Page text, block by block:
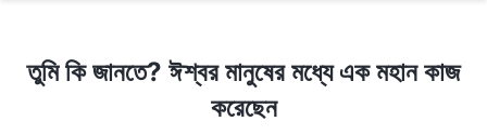
তুমি কি জানতে? ঈশ্বর মানুষের মধ্যে এক মহান কাজ
করেছেন